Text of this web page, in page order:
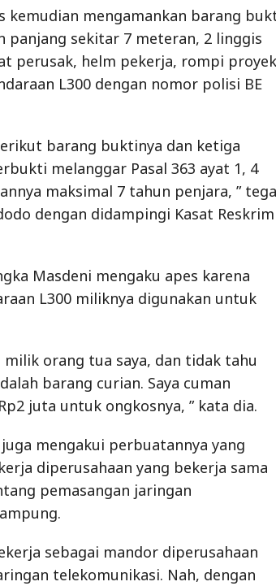
melanggar Pasal 363 ayat 1, 4
maksimal 7 tahun penjara, ” tegas
dengan didampingi Kasat Reskrim
L300 miliknya digunakan untuk
orang tua saya, dan tidak tahu
barang curian. Saya cuman
juta untuk ongkosnya, ” kata dia.
mengakui perbuatannya yang
diperusahaan yang bekerja sama
pemasangan jaringan
sebagai mandor diperusahaan
telekomunikasi. Nah, dengan
dengan atributnya seperti
melihat tidak curiga. Dan,
” ujar tersangka Yusuf.